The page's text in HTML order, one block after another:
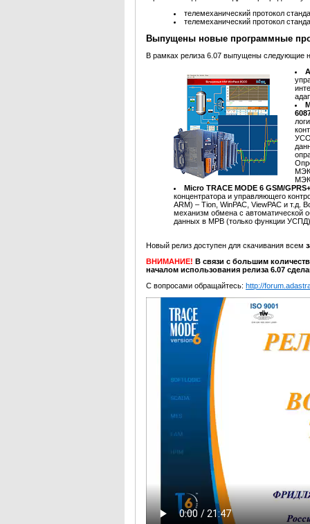
телемеханический протокол
телемеханический протокол
Выпущены новые программные
В рамках релиза 6.07 выпущены следующие
Micro TRACE MODE 6 GSM/
концентратора и управляющего
ARM) – Tion, WinPAC, ViewPAC и т.д.
механизм обмена с автоматической
данных в МРВ (только функции
Новый релиз доступен для скачивания всем
ВНИМАНИЕ! В связи с большим
началом использования релиза 6.07
С вопросами обращайтесь: http://